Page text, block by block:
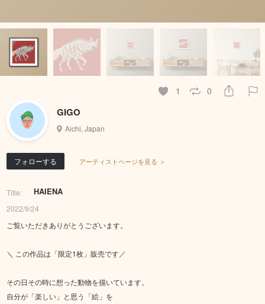
1 0
GIGO
Aichi, Japan
フォローする アーティストページを見る ＞
Title: HAIENA
2022/9/24
ご覧いただきありがとうございます。
＼ この作品は「限定1枚」販売です／
その日その時に想った動物を描いています。
自分が「楽しい」と思う「絵」を